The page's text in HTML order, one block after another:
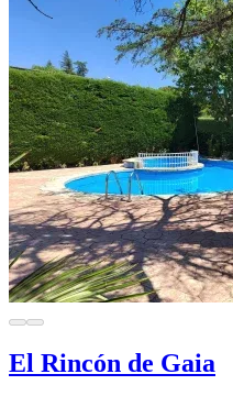
El Rincón de Gaia